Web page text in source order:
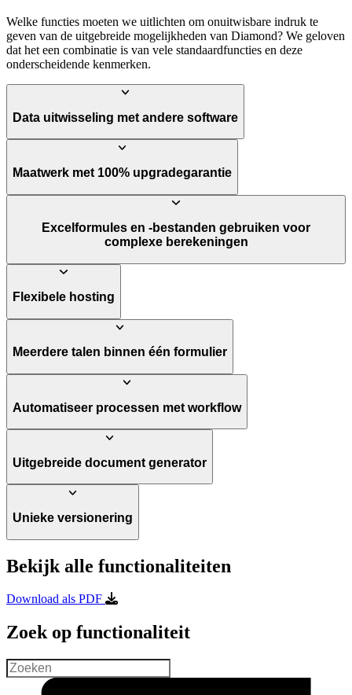
Welke functies moeten we uitlichten om onuitwisbare indruk te
geven van de uitgebreide mogelijkheden van Diamond? We geloven
dat het een combinatie is van vele standaardfuncties en deze
onderscheidende kenmerken.
Data uitwisseling met andere software
Maatwerk met 100% upgradegarantie
Excelformules en -bestanden gebruiken voor
complexe berekeningen
Flexibele hosting
Meerdere talen binnen één formulier
Automatiseer processen met workflow
Uitgebreide document generator
Unieke versionering
Bekijk alle functionaliteiten
Download als PDF
Zoek op functionaliteit